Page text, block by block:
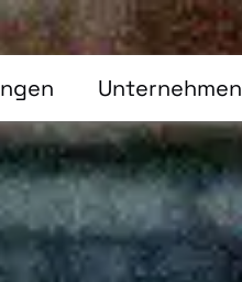
Unternehmen